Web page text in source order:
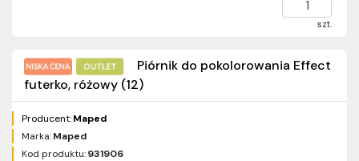
szt.
Piórnik do pokolorowania Effect
futerko, różowy (12)
Producent:Maped
Marka:Maped
Kod produktu:931906